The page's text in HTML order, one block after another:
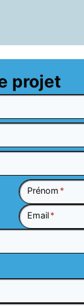
projet
Prénom *
Email *